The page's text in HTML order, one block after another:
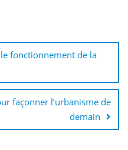
fonctionnement de la
façonner l’urbanisme de
demain